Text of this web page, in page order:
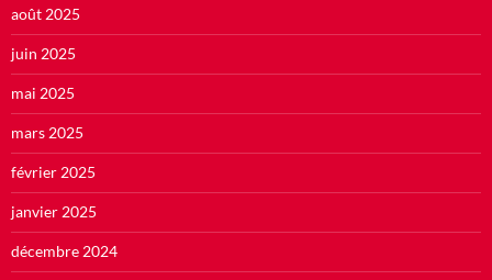
août 2025
juin 2025
mai 2025
mars 2025
février 2025
janvier 2025
décembre 2024